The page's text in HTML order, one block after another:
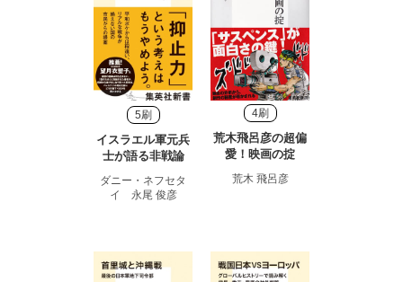
5刷
イスラエル軍元兵
士が語る非戦論
ダニー・ネフセタ
イ 永尾 俊彦
4刷
荒木飛呂彦の超偏
愛！映画の掟
荒木 飛呂彦